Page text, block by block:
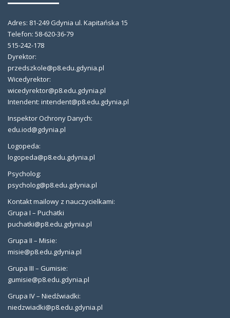
Adres: 81-249 Gdynia ul. Kapitańska 15
Telefon: 58-620-36-79
515-242-178
Dyrektor:
przedszkole@p8.edu.gdynia.pl
Wicedyrektor:
wicedyrektor@p8.edu.gdynia.pl
Intendent: intendent@p8.edu.gdynia.pl
Inspektor Ochrony Danych:
edu.iod@gdynia.pl
Logopeda:
logopeda@p8.edu.gdynia.pl
Psycholog:
psycholog@p8.edu.gdynia.pl
Kontakt mailowy z nauczycielkami:
Grupa I – Puchatki
puchatki@p8.edu.gdynia.pl
Grupa II – Misie:
misie@p8.edu.gdynia.pl
Grupa III – Gumisie:
gumisie@p8.edu.gdynia.pl
Grupa IV – Niedźwiadki:
niedzwiadki@p8.edu.gdynia.pl